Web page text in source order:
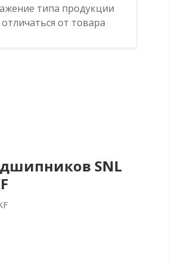
SNL